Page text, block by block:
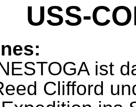
USS-
ist
Clifford